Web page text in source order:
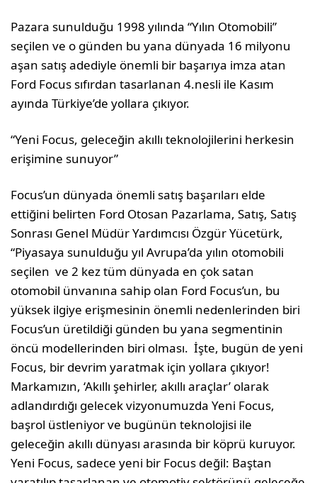
Pazara sunulduğu 1998 yılında “Yılın Otomobili”
seçilen ve o günden bu yana dünyada 16 milyonu
aşan satış adediyle önemli bir başarıya imza atan
Ford Focus sıfırdan tasarlanan 4.nesli ile Kasım
ayında Türkiye’de yollara çıkıyor.
“Yeni Focus, geleceğin akıllı teknolojilerini herkesin
erişimine sunuyor”
Focus’un dünyada önemli satış başarıları elde
ettiğini belirten Ford Otosan Pazarlama, Satış, Satış
Sonrası Genel Müdür Yardımcısı Özgür Yücetürk,
“Piyasaya sunulduğu yıl Avrupa’da yılın otomobili
seçilen ve 2 kez tüm dünyada en çok satan
otomobil ünvanına sahip olan Ford Focus’un, bu
yüksek ilgiye erişmesinin önemli nedenlerinden biri
Focus’un üretildiği günden bu yana segmentinin
öncü modellerinden biri olması. İşte, bugün de yeni
Focus, bir devrim yaratmak için yollara çıkıyor!
Markamızın, ‘Akıllı şehirler, akıllı araçlar’ olarak
adlandırdığı gelecek vizyonumuzda Yeni Focus,
başrol üstleniyor ve bugünün teknolojisi ile
geleceğin akıllı dünyası arasında bir köprü kuruyor.
Yeni Focus, sadece yeni bir Focus değil: Baştan